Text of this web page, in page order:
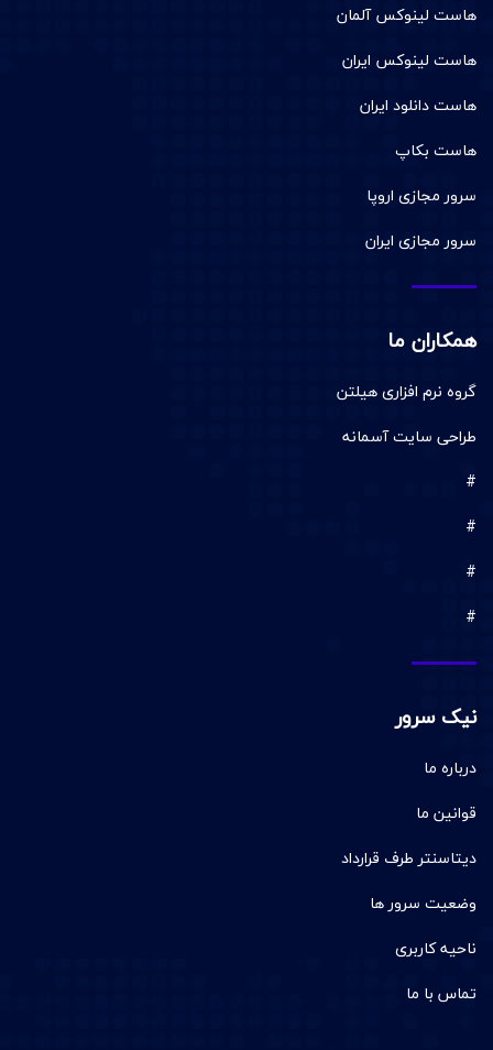
هاست لینوکس آلمان
هاست لینوکس ایران
هاست دانلود ایران
هاست بکاپ
سرور مجازی اروپا
سرور مجازی ایران
همکاران ما
گروه نرم افزاری هیلتن
طراحی سایت آسمانه
#
#
#
#
نیک سرور
درباره ما
قوانین ما
دیتاسنتر طرف قرارداد
وضعیت سرور ها
ناحیه کاربری
تماس با ما